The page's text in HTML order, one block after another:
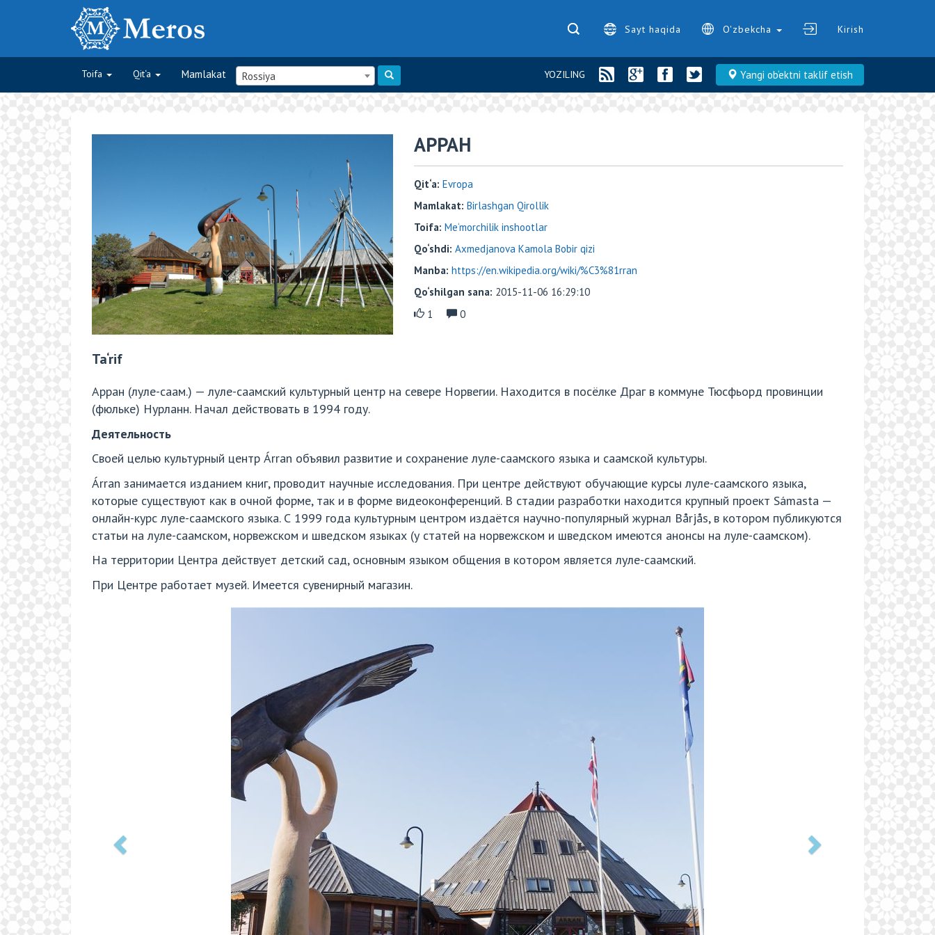
Sayt haqida O'zbekcha Kirish
Toifa Qit‘a Mamlakat Rossiya Yangi ob‘ektni taklif etish
YOZILING
АРРАН
Qit‘a: Evropa
Mamlakat: Birlashgan Qirollik
Toifa: Me‘morchilik inshootlar
Qo‘shdi: Axmedjanova Kamola Bobir qizi
Manba: https://en.wikipedia.org/wiki/%C3%81rran
Qo‘shilgan sana: 2015-11-06 16:29:10
1
0
Ta‘rif
Арран (луле-саам.) — луле-саамский культурный центр на севере Норвегии. Находится в посёлке Драг в коммуне Тюсфьорд провинции
(фюльке) Нурланн. Начал действовать в 1994 году.
Деятельность
Своей целью культурный центр Árran объявил развитие и сохранение луле-саамского языка и саамской культуры.
Árran занимается изданием книг, проводит научные исследования. При центре действуют обучающие курсы луле-саамского языка,
которые существуют как в очной форме, так и в форме видеоконференций. В стадии разработки находится крупный проект Sámasta —
онлайн-курс луле-саамского языка. С 1999 года культурным центром издаётся научно-популярный журнал Bårjås, в котором публикуются
статьи на луле-саамском, норвежском и шведском языках (у статей на норвежском и шведском имеются анонсы на луле-саамском).
На территории Центра действует детский сад, основным языком общения в котором является луле-саамский.
При Центре работает музей. Имеется сувенирный магазин.